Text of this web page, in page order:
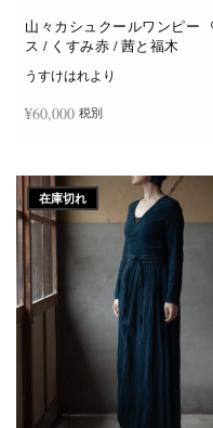
山々カシュクールワンピー
ス / くすみ赤 / 茜と福木
うすけはれより
¥60,000 税別
在庫切れ